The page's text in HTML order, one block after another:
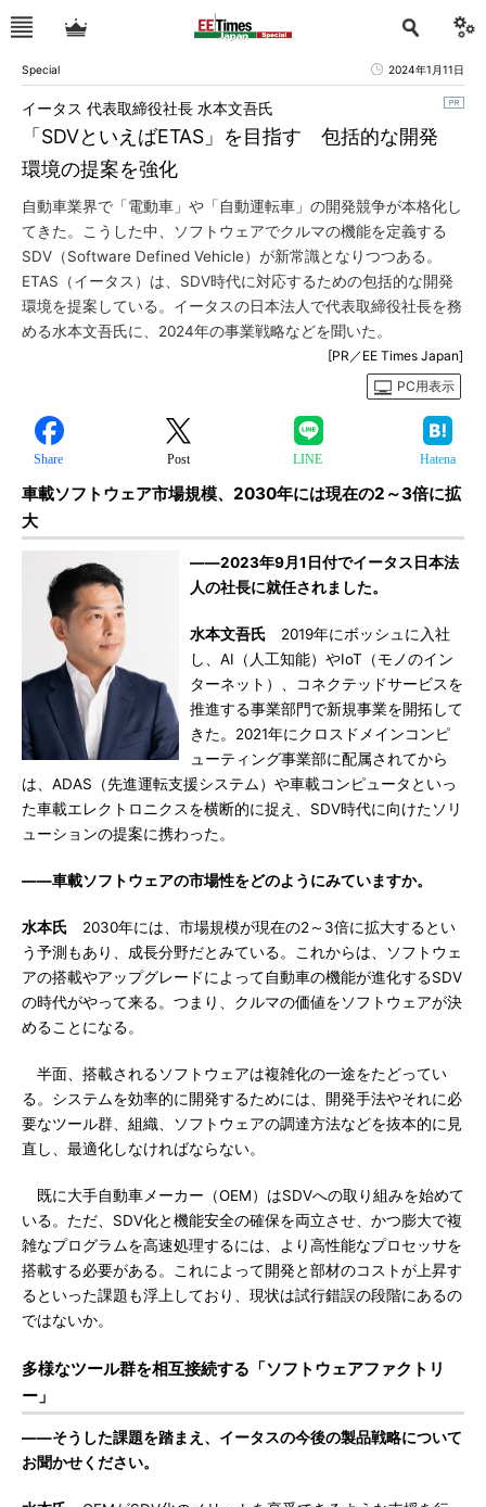
Special 2024年1月11日
「SDVといえばETAS」を目指す 包括的な開発
環境の提案を強化
イータス 代表取締役社長 水本文吾氏
自動車業界で「電動車」や「自動運転車」の開発競争が本格化し
てきた。こうした中、ソフトウェアでクルマの機能を定義する
SDV（Software Defined Vehicle）が新常識となりつつある。
ETAS（イータス）は、SDV時代に対応するための包括的な開発
環境を提案している。イータスの日本法人で代表取締役社長を務
める水本文吾氏に、2024年の事業戦略などを聞いた。
[PR／EE Times Japan]
PC用表示
Share Post LINE Hatena
車載ソフトウェア市場規模、2030年には現在の2～3倍に拡
大
――2023年9月1日付でイータス日本法
人の社長に就任されました。
水本文吾氏 2019年にボッシュに入社
し、AI（人工知能）やIoT（モノのイン
ターネット）、コネクテッドサービスを
推進する事業部門で新規事業を開拓して
きた。2021年にクロスドメインコンピ
ューティング事業部に配属されてから
は、ADAS（先進運転支援システム）や車載コンピュータといっ
た車載エレクトロニクスを横断的に捉え、SDV時代に向けたソリ
ューションの提案に携わった。
――車載ソフトウェアの市場性をどのようにみていますか。
水本氏 2030年には、市場規模が現在の2～3倍に拡大するとい
う予測もあり、成長分野だとみている。これからは、ソフトウェ
アの搭載やアップグレードによって自動車の機能が進化するSDV
の時代がやって来る。つまり、クルマの価値をソフトウェアが決
めることになる。
半面、搭載されるソフトウェアは複雑化の一途をたどってい
る。システムを効率的に開発するためには、開発手法やそれに必
要なツール群、組織、ソフトウェアの調達方法などを抜本的に見
直し、最適化しなければならない。
既に大手自動車メーカー（OEM）はSDVへの取り組みを始めて
いる。ただ、SDV化と機能安全の確保を両立させ、かつ膨大で複
雑なプログラムを高速処理するには、より高性能なプロセッサを
搭載する必要がある。これによって開発と部材のコストが上昇す
るといった課題も浮上しており、現状は試行錯誤の段階にあるの
ではないか。
多様なツール群を相互接続する「ソフトウェアファクトリ
ー」
――そうした課題を踏まえ、イータスの今後の製品戦略について
お聞かせください。